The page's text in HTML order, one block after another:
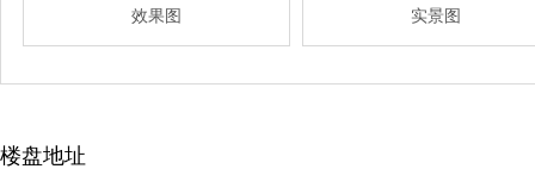
效果图 实景图
楼盘地址